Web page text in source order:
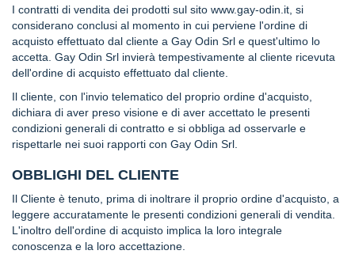
o
r
t
a
f
o
d
e
t
e
f
o
r
I contratti di vendita dei prodotti sul sito www.gay-odin.it , si
considerano conclusi al momento in cui perviene l'ordine di
acquisto effettuato dal cliente a Gay Odin Srl e quest'ultimo lo
accetta. Gay Odin Srl invierà tempestivamente al cliente ricevuta
dell'ordine di acquisto effettuato dal cliente.
Il cliente, con l'invio telematico del proprio ordine d'acquisto,
dichiara di aver preso visione e di aver accettato le presenti
condizioni generali di contratto e si obbliga ad osservarle e
rispettarle nei suoi rapporti con Gay Odin Srl.
OBBLIGHI DEL CLIENTE
Il Cliente è tenuto, prima di inoltrare il proprio ordine d'acquisto, a
leggere accuratamente le presenti condizioni generali di vendita.
L'inoltro dell'ordine di acquisto implica la loro integrale
conoscenza e la loro accettazione.